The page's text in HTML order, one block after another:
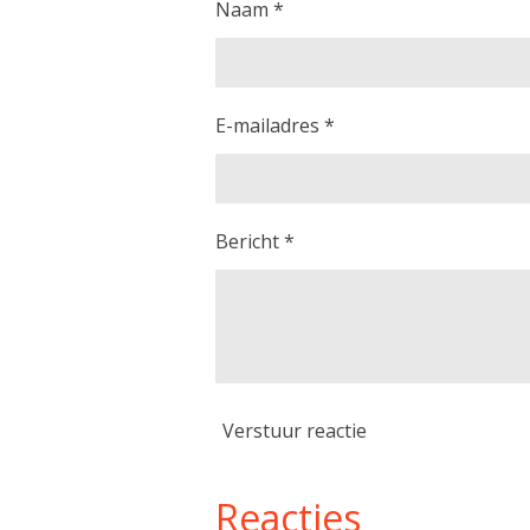
Naam *
E-mailadres *
Bericht *
Verstuur reactie
Reacties